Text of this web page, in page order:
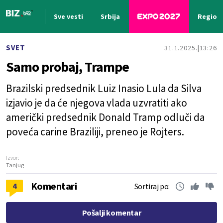
Sve vesti Srbija Region
SVET 31.1.2025. 13:26
Samo probaj, Trampe
Brazilski predsednik Luiz Inasio Lula da Silva
izjavio je da će njegova vlada uzvratiti ako
američki predsednik Donald Tramp odluči da
poveća carine Braziliji, preneo je Rojters.
Izvor:
Tanjug
4 Komentari Sortiraj po:
Pošalji komentar